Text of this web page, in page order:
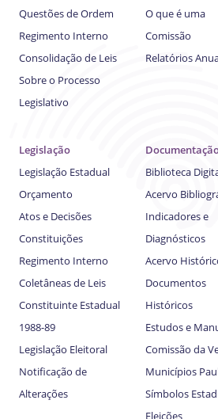
Questões de Ordem
Regimento Interno
Consolidação de Leis
Sobre o Processo
Legislativo
O que é uma
Comissão
Relatórios
Legislação
Legislação Estadual
Orçamento
Atos e Decisões
Constituições
Regimento Interno
Coletâneas de Leis
Constituinte Estadual
1988-89
Legislação Eleitoral
Notificação de
Alterações
Biblioteca
Acervo
Indicadores e
Diagnósticos
Acervo
Documentos
Históricos
Estudos e
Comissão da
Municípios
Símbolos
Eleições